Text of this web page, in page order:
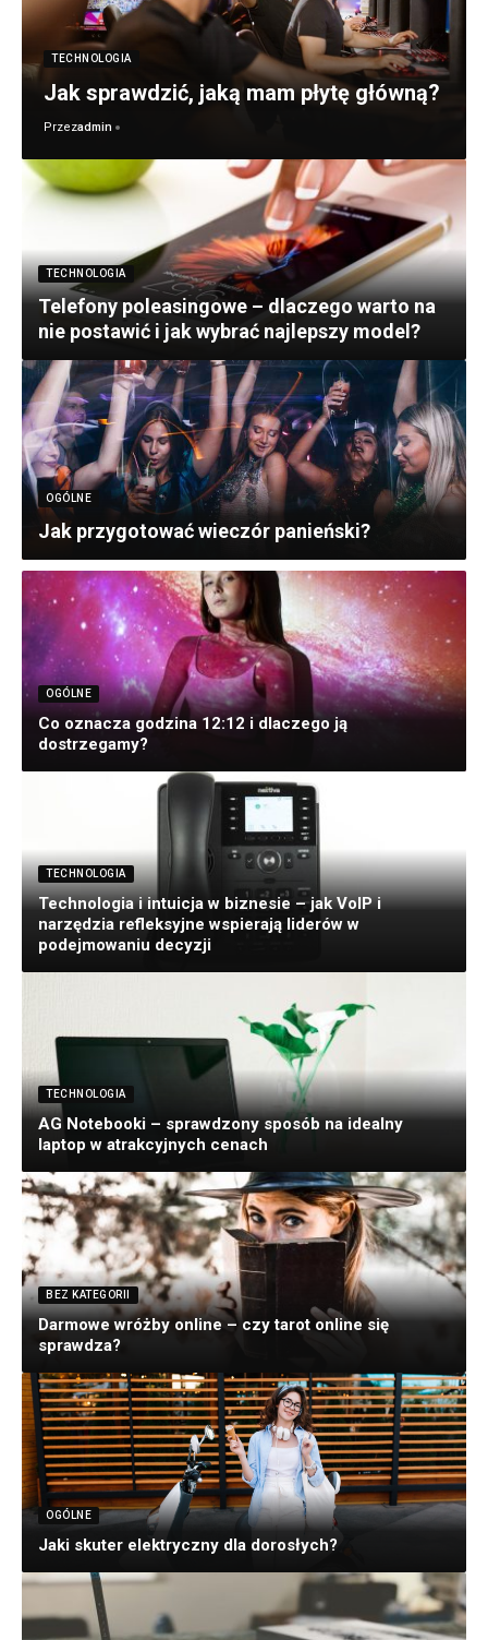
TECHNOLOGIA
Jak sprawdzić, jaką mam płytę główną?
Przezadmin
TECHNOLOGIA
Telefony poleasingowe – dlaczego warto na
nie postawić i jak wybrać najlepszy model?
OGÓLNE
Jak przygotować wieczór panieński?
OGÓLNE
Co oznacza godzina 12:12 i dlaczego ją
dostrzegamy?
TECHNOLOGIA
Technologia i intuicja w biznesie – jak VoIP i
narzędzia refleksyjne wspierają liderów w
podejmowaniu decyzji
TECHNOLOGIA
AG Notebooki – sprawdzony sposób na idealny
laptop w atrakcyjnych cenach
BEZ KATEGORII
Darmowe wróżby online – czy tarot online się
sprawdza?
OGÓLNE
Jaki skuter elektryczny dla dorosłych?